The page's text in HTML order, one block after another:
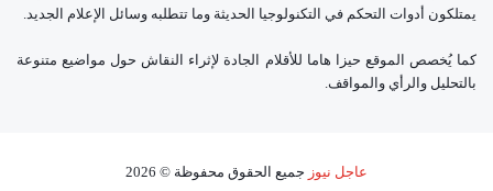
يمتلكون أدوات التحكم في التكنولوجيا الحديثة وما تتطلبه وسائل الإعلام الجديد.
كما يُخصص الموقع حيزا هاما للأقلام الجادة لإثراء النقاش حول مواضيع متنوعة
بالتحليل والرأي والمواقف.
عاجل نيوز جميع الحقوق محفوظة © 2026